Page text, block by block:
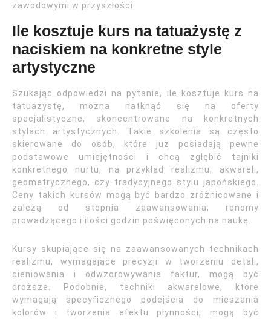
zawodowymi w przyszłości.
Ile kosztuje kurs na tatuażystę z
naciskiem na konkretne style
artystyczne
Szukając odpowiedzi na pytanie, ile kosztuje kurs na
tatuażystę, można natknąć się na oferty
specjalistyczne, skoncentrowane na konkretnych
stylach artystycznych. Takie szkolenia są często
skierowane do osób, które już posiadają pewne
podstawowe umiejętności i chcą zgłębić tajniki
konkretnego nurtu, na przykład realizmu, akwareli,
geometrycznego, czy tradycyjnego stylu japońskiego.
Ceny takich kursów mogą być bardzo zróżnicowane i
zależą od stopnia zaawansowania, renomy
prowadzącego i ilości godzin poświęconych na naukę.
Kursy skupiające się na zaawansowanych technikach
realizmu, wymagające precyzji w tworzeniu detali,
cieniowania i odwzorowywania faktur, mogą być
droższe. Podobnie, techniki akwarelowe, które
wymagają specyficznego podejścia do mieszania
kolorów i tworzenia efektu płynności, mogą być